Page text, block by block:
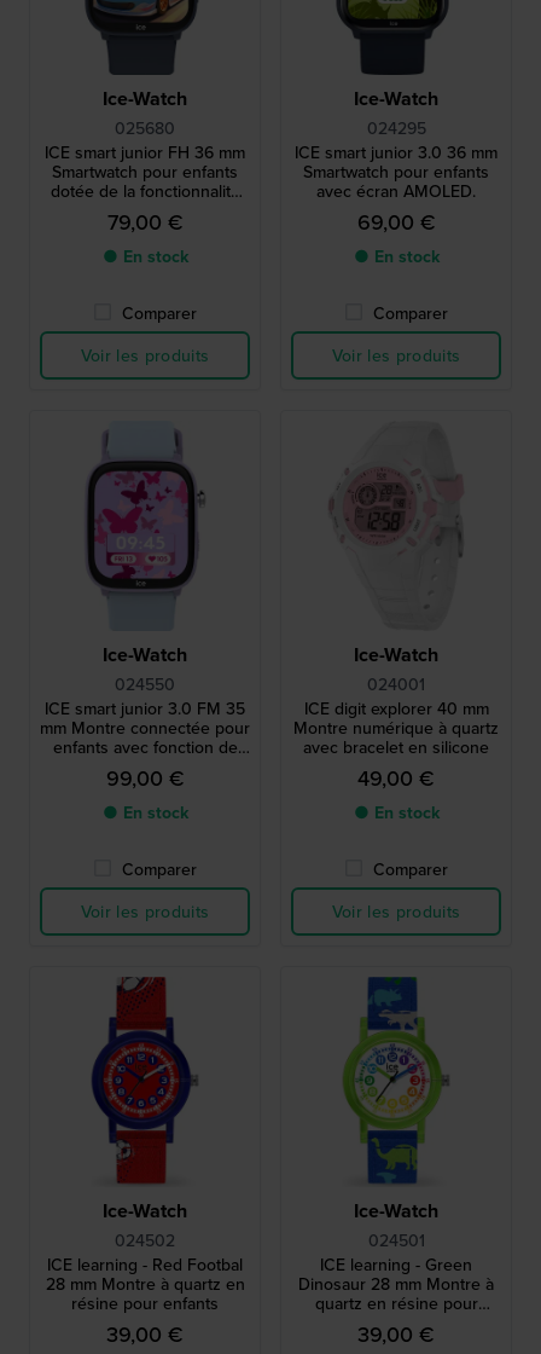
Ice-Watch
025680
ICE smart junior FH 36 mm
Smartwatch pour enfants
dotée de la fonctionnalité
de géolocalisation Android
Find Hub
79,00 €
● En stock
Comparer
Voir les produits
Ice-Watch
024295
ICE smart junior 3.0 36 mm
Smartwatch pour enfants
avec écran AMOLED.
69,00 €
● En stock
Comparer
Voir les produits
Ice-Watch
024550
ICE smart junior 3.0 FM 35
mm Montre connectée pour
enfants avec fonction de
géolocalisation Apple Find
My.
99,00 €
● En stock
Comparer
Voir les produits
Ice-Watch
024001
ICE digit explorer 40 mm
Montre numérique à quartz
avec bracelet en silicone
49,00 €
● En stock
Comparer
Voir les produits
Ice-Watch
024502
ICE learning - Red Footbal
28 mm Montre à quartz en
résine pour enfants
39,00 €
Ice-Watch
024501
ICE learning - Green
Dinosaur 28 mm Montre à
quartz en résine pour
enfants
39,00 €